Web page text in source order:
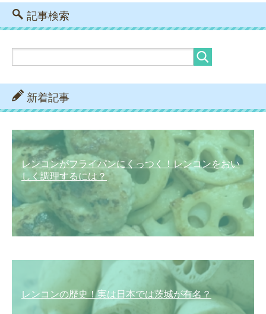
記事検索
新着記事
レンコンがフライパンにくっつく！レンコンをおい
しく調理するには？
レンコンの歴史！実は日本では茨城が有名？